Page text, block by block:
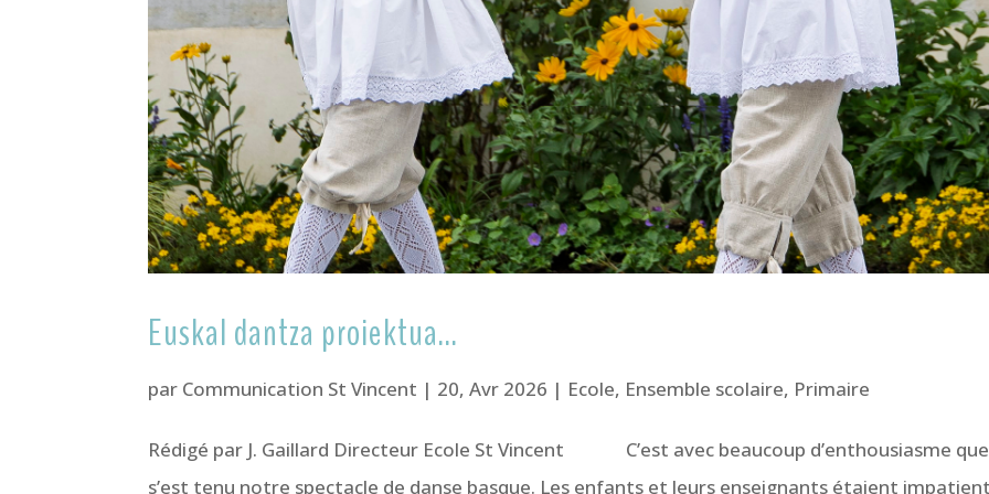
Euskal dantza proiektua…
par Communication St Vincent | 20, Avr 2026 | Ecole, Ensemble scolaire, Primaire
Rédigé par J. Gaillard Directeur Ecole St Vincent C’est avec beaucoup d’enthousiasme que
s’est tenu notre spectacle de danse basque. Les enfants et leurs enseignants étaient